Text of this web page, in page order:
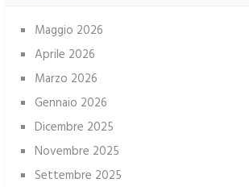
Maggio 2026
Aprile 2026
Marzo 2026
Gennaio 2026
Dicembre 2025
Novembre 2025
Settembre 2025